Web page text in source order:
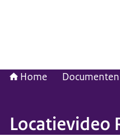
Home Documenten
Locatievideo